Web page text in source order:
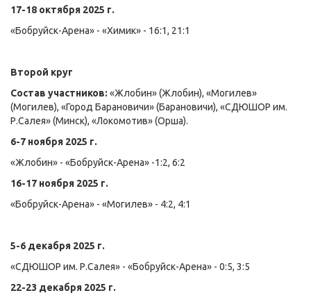
17-18 октября 2025 г.
«Бобруйск-Арена» - «Химик» - 16:1, 21:1
Второй круг
Состав участников: «Жлобин» (Жлобин), «Могилев»
(Могилев), «Город Барановичи» (Барановичи), «СДЮШОР им.
Р.Салея» (Минск), «Локомотив» (Орша).
6-7 ноября 2025 г.
«Жлобин» - «Бобруйск-Арена» -1:2, 6:2
16-17 ноября 2025 г.
«Бобруйск-Арена» - «Могилев» - 4:2, 4:1
5-6 декабря 2025 г.
«СДЮШОР им. Р.Салея» - «Бобруйск-Арена» - 0:5, 3:5
22-23 декабря 2025 г.